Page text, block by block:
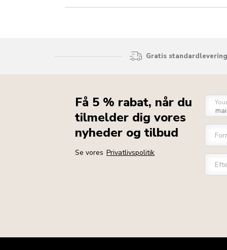
Gratis
Få 5 % rabat, når du
tilmelder dig vores
nyheder og tilbud
Se vores Privatlivspolitik